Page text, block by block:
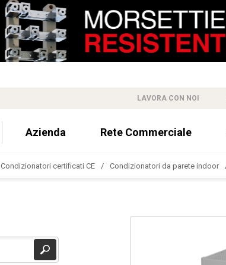
LAVORA CON NOI
Azienda Rete Commerciale
Condizionatori certificati CE Condizionatori da parete indoor